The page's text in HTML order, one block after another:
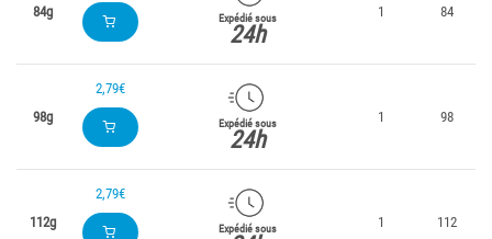
84g Expédié sous
24h
1 84
98g
2,79€
Expédié sous
24h
1 98
112g
2,79€
Expédié sous 1 112